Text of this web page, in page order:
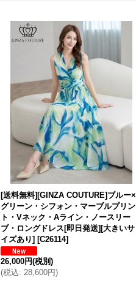
[送料無料][GINZA COUTURE]ブルー×
グリーン・シフォン・マーブルプリン
ト・Vネック・Aライン・ノースリー
ブ・ロングドレス[即日発送][大きいサ
イズあり] [C26114]
26,000円(税別)
(税込: 28,600円)